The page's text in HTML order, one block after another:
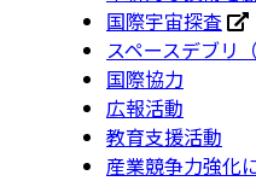
国際宇宙探査
スペースデブリ
国際協力
広報活動
教育支援活動
産業競争力強化